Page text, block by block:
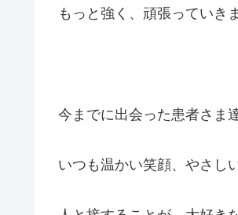
もっと強く、頑張っていき
今までに出会った患者さま
いつも温かい笑顔、やさし